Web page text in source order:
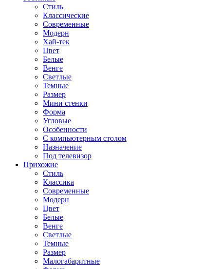
Стиль
Классические
Современные
Модерн
Хай-тек
Цвет
Белые
Венге
Светлые
Темные
Размер
Мини стенки
Форма
Угловые
Особенности
С компьютерным столом
Назначение
Под телевизор
Прихожие
Стиль
Классика
Современные
Модерн
Цвет
Белые
Венге
Светлые
Темные
Размер
Малогабаритные